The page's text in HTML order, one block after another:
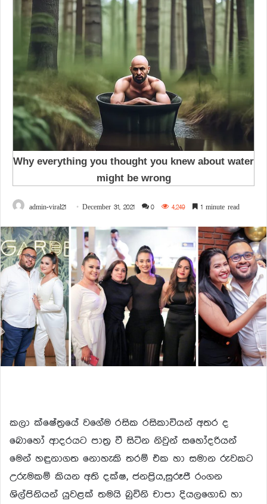
admin-viral21 December 31, 2021 0 4,249 1 minute read
කලා ක්ෂේත්‍රයේ වගේම රසික රසිකාවියන් අතර ද
බොහෝ ආදරයට පාත්‍ර වී සිටින නිවුන් සහෝදරියන්
මෙන් හඳුනාගත නොහැකි තරම් එක හා සමාන රුවකට
උරුමකම් කියන අති දක්ෂ, ජනප්‍රිය,සුරූපී රංගන
ශිල්පිනියන් යුවළක් තමයි බුවිනි චාපා දියලගොඩ හා